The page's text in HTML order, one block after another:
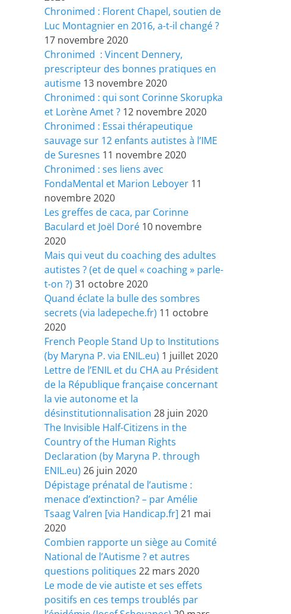
Chronimed : Florent Chapel, soutien de
Luc Montagnier en 2016, a-t-il changé ?
17 novembre 2020
Chronimed : Vincent Dennery,
prescripteur des bonnes pratiques en
autisme 13 novembre 2020
Chronimed : qui sont Corinne Skorupka
et Lorène Amet ? 12 novembre 2020
Chronimed : Essai thérapeutique
sauvage sur 12 enfants autistes à l’IME
de Suresnes 11 novembre 2020
Chronimed : ses liens avec
FondaMental et Marion Leboyer 11
novembre 2020
Les greffes de caca, par Corinne
Baculard et Joël Doré 10 novembre
2020
Mais qui veut du coaching des adultes
autistes ? (et de quel « coaching » parle-
t-on ?) 31 octobre 2020
Quand éclate la bulle des sombres
secrets (via ladepeche.fr) 11 octobre
2020
French People Stand Up to Institutions
(by Maryna P. via ENIL.eu) 1 juillet 2020
Lettre de l’ENIL et du CHA au Président
de la République française concernant
la vie autonome et la
désinstitutionnalisation 28 juin 2020
The Invisible Half-Citizens in the
Country of the Human Rights
Declaration (by Maryna P. through
ENIL.eu) 26 juin 2020
Dépistage prénatal de l’autisme :
menace d’extinction? – par Amélie
Tsaag Valren [via Handicap.fr] 21 mai
2020
Combien rapporte un siège au Comité
National de l’Autisme ? et autres
questions politiques 22 mars 2020
Le mode de vie autiste et ses effets
positifs en ces temps troublés par